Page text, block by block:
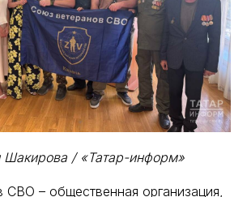
/ «Татар-информ»
СВО – общественная организация,